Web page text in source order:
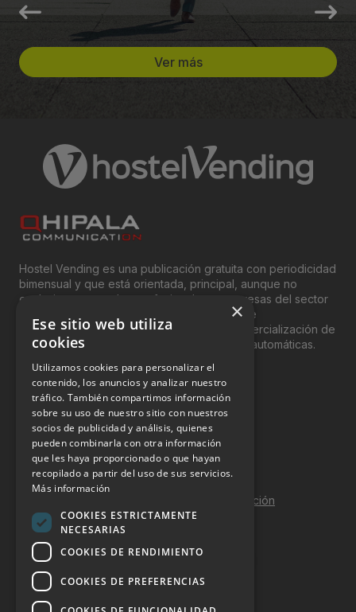
Ver más
Hostel Vending es una publicación gratuita con periodicidad
bimensual y que está orientada, principal, aunque no
exclusivamente, a los profesionales y empresas del sector
del “Vending”; nombre con el que se conoce
genéricamente entre profesionales a la comercialización de
productos y servicios a través de máquinas automáticas.
INFORMACIÓN LEGAL
Aviso Legal
Política de Privacidad
Política de Cookies
Política de calidad y seguridad de la información
Contacto
DOSSIER Y CONTRATACIÓN
×
Ese sitio web utiliza
cookies
Utilizamos cookies para personalizar el
contenido, los anuncios y analizar nuestro
tráfico. También compartimos información
sobre su uso de nuestro sitio con nuestros
socios de publicidad y análisis, quienes
pueden combinarla con otra información
que les haya proporcionado o que hayan
recopilado a partir del uso de sus servicios.
Más información
COOKIES ESTRICTAMENTE
NECESARIAS
COOKIES DE RENDIMIENTO
COOKIES DE PREFERENCIAS